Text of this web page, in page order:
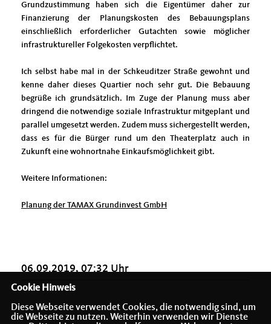
Grundzustimmung haben sich die Eigentümer daher zur
Finanzierung der Planungskosten des Bebauungsplans
einschließlich erforderlicher Gutachten sowie möglicher
infrastruktureller Folgekosten verpflichtet.
Ich selbst habe mal in der Schkeuditzer Straße gewohnt und
kenne daher dieses Quartier noch sehr gut. Die Bebauung
begrüße ich grundsätzlich. Im Zuge der Planung muss aber
dringend die notwendige soziale Infrastruktur mitgeplant und
parallel umgesetzt werden. Zudem muss sichergestellt werden,
dass es für die Bürger rund um den Theaterplatz auch in
Zukunft eine wohnortnahe Einkaufsmöglichkeit gibt.
Weitere Informationen:
Planung der TAMAX Grundinvest GmbH
06.09.2019, 07:32 Uhr
Cookie Hinweis
Diese Webseite verwendet Cookies, die notwendig sind, um
die Webseite zu nutzen. Weiterhin verwenden wir Dienste